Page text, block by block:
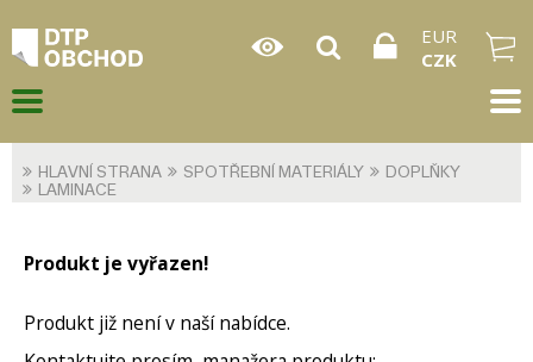
EUR
CZK
HLAVNÍ STRANA SPOTŘEBNÍ MATERIÁLY
DOPLŇKY
LAMINACE
Produkt je vyřazen!
Produkt již není v naší nabídce.